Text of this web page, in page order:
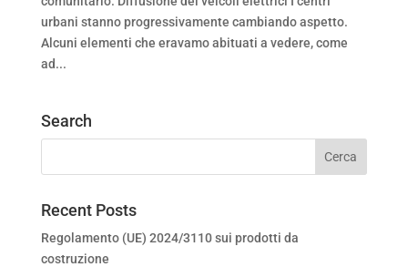
urbani stanno progressivamente cambiando aspetto.
Alcuni elementi che eravamo abituati a vedere, come
ad...
Search
Recent Posts
Regolamento (UE) 2024/3110 sui prodotti da
costruzione